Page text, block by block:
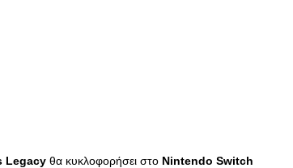
Legacy θα κυκλοφορήσει στο Nintendo Switch